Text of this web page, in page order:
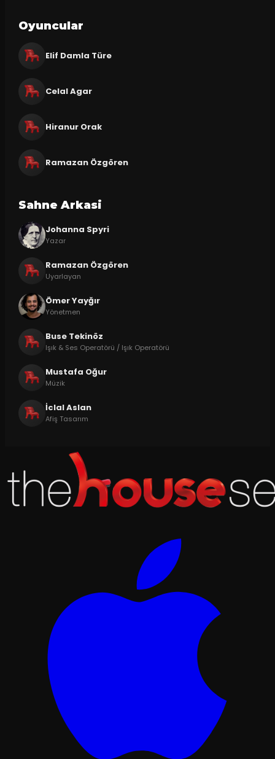
Oyuncular
Elif Damla Türe
Celal Agar
Hiranur Orak
Ramazan Özgören
Sahne Arkasi
Johanna Spyri
Yazar
Ramazan Özgören
Uyarlayan
Ömer Yayğır
Yönetmen
Buse Tekinöz
Işık & Ses Operatörü / Işık Operatörü
Mustafa Oğur
Müzik
İclal Aslan
Afiş Tasarım